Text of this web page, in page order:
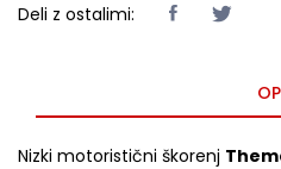
Deli z ostalimi:
Nizki motoristični škorenj